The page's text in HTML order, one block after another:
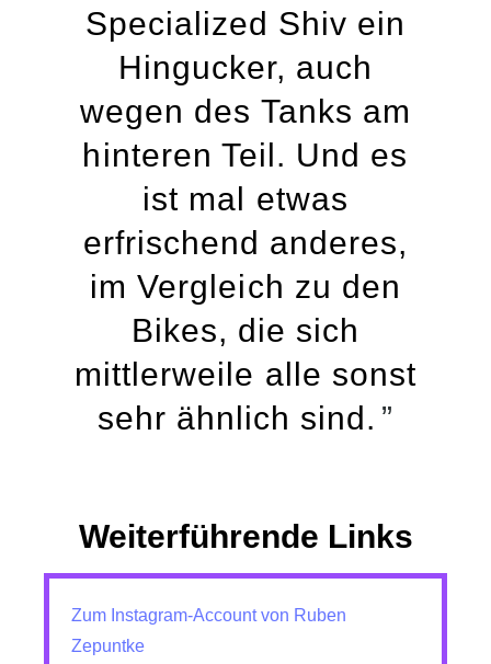
Specialized Shiv ein
Hingucker, auch
wegen des Tanks am
hinteren Teil. Und es
ist mal etwas
erfrischend anderes,
im Vergleich zu den
Bikes, die sich
mittlerweile alle sonst
sehr ähnlich sind.
Weiterführende Links
Zum Instagram-Account von Ruben
Zepuntke